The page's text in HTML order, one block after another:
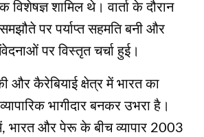
शामिल थे। वार्ता के दौरान
समझौते पर पर्याप्त सहमति बनी और
पर विस्तृत चर्चा हुई।
और कैरेबियाई क्षेत्र में भारत का
भागीदार बनकर उभरा है।
भारत और पेरू के बीच व्यापार 2003